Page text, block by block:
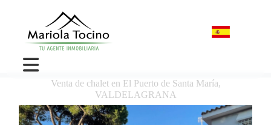
Venta de chalet en El Puerto de Santa María,
VALDELAGRANA